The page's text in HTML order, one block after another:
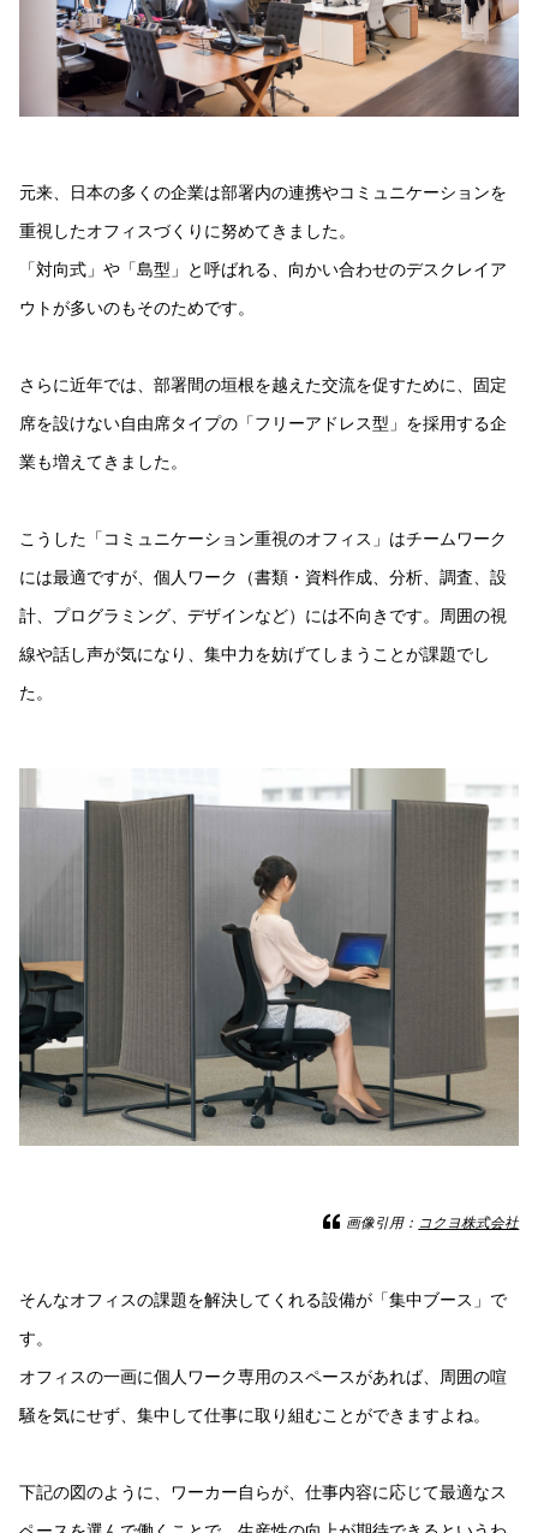
元来、日本の多くの企業は部署内の連携やコミュニケーションを
重視したオフィスづくりに努めてきました。
「対向式」や「島型」と呼ばれる、向かい合わせのデスクレイア
ウトが多いのもそのためです。
さらに近年では、部署間の垣根を越えた交流を促すために、固定
席を設けない自由席タイプの「フリーアドレス型」を採用する企
業も増えてきました。
こうした「コミュニケーション重視のオフィス」はチームワーク
には最適ですが、個人ワーク（書類・資料作成、分析、調査、設
計、プログラミング、デザインなど）には不向きです。周囲の視
線や話し声が気になり、集中力を妨げてしまうことが課題でし
た。
画像引用： コクヨ株式会社
そんなオフィスの課題を解決してくれる設備が「集中ブース」で
す。
オフィスの一画に個人ワーク専用のスペースがあれば、周囲の喧
騒を気にせず、集中して仕事に取り組むことができますよね。
下記の図のように、ワーカー自らが、仕事内容に応じて最適なス